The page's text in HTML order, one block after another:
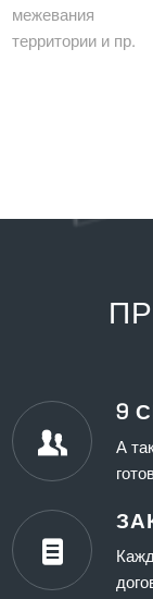
межевания
территории и пр.
9
А